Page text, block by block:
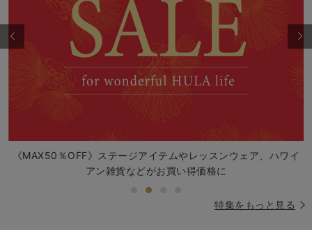
《MAX50％OFF》ステージアイテムやレッスンウェア、ハワイ
アン雑貨などがお買い得価格に
特集をもっと見る